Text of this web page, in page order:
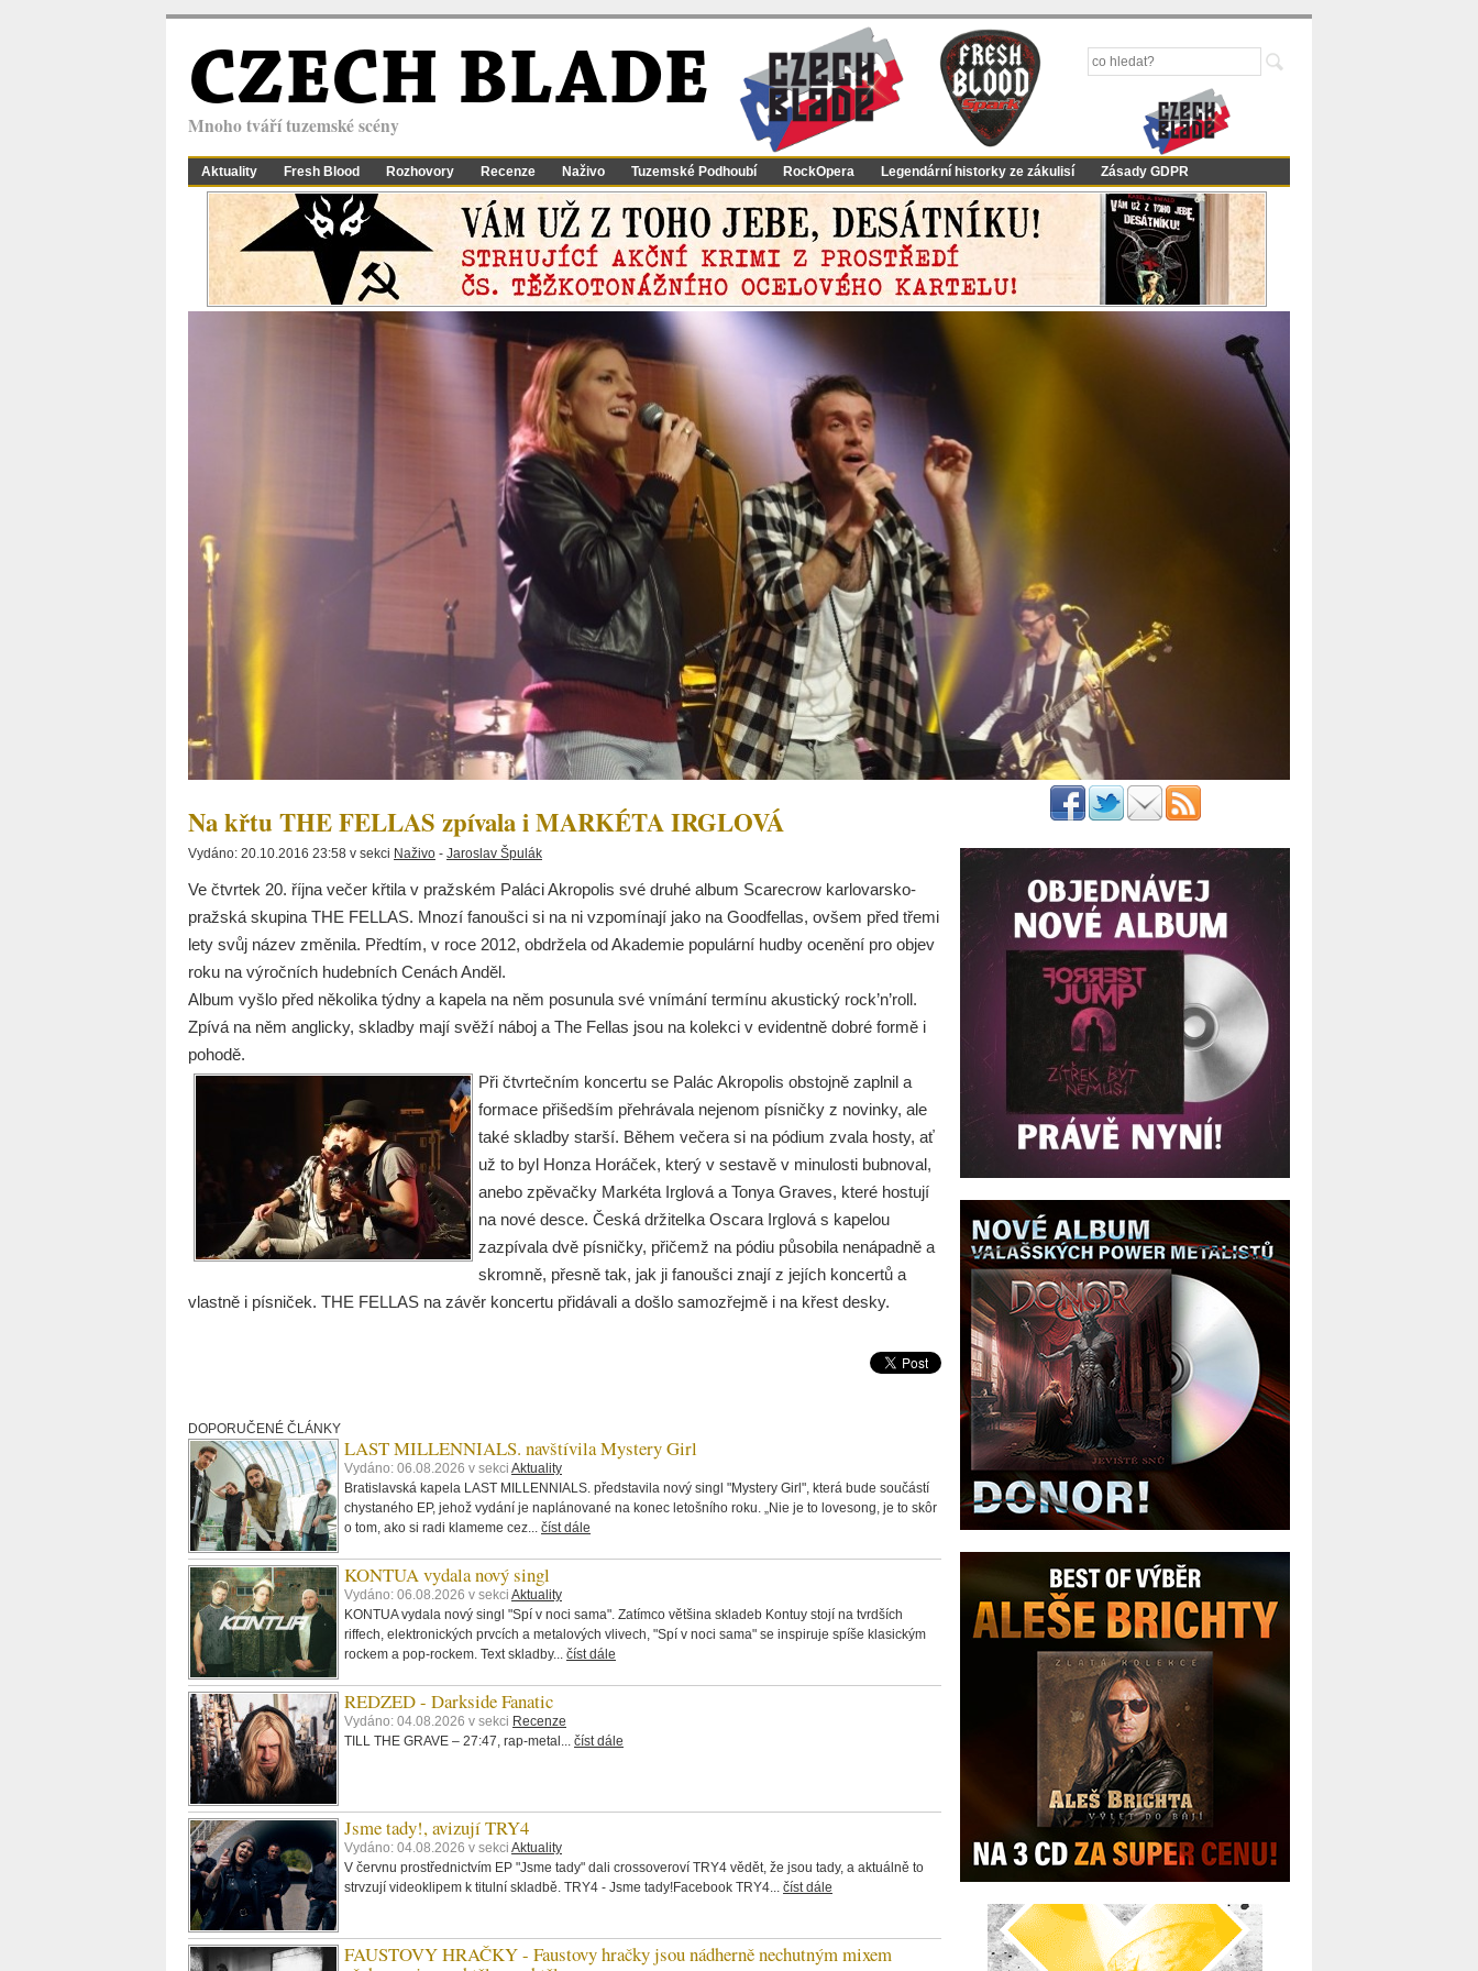
CZECH BLADE
Mnoho tváří tuzemské scény
Aktuality Fresh Blood Rozhovory Recenze Naživo Tuzemské Podhoubí RockOpera Legendární historky ze zákulisí Zásady GDPR
Na křtu THE FELLAS zpívala i MARKÉTA IRGLOVÁ
Vydáno: 20.10.2016 23:58 v sekci Naživo - Jaroslav Špulák
Ve čtvrtek 20. října večer křtila v pražském Paláci Akropolis své druhé album Scarecrow karlovarsko-
pražská skupina THE FELLAS. Mnozí fanoušci si na ni vzpomínají jako na Goodfellas, ovšem před třemi
lety svůj název změnila. Předtím, v roce 2012, obdržela od Akademie populární hudby ocenění pro objev
roku na výročních hudebních Cenách Anděl.
Album vyšlo před několika týdny a kapela na něm posunula své vnímání termínu akustický rock’n’roll.
Zpívá na něm anglicky, skladby mají svěží náboj a The Fellas jsou na kolekci v evidentně dobré formě i
pohodě.
Při čtvrtečním koncertu se Palác Akropolis obstojně zaplnil a
formace přišedším přehrávala nejenom písničky z novinky, ale
také skladby starší. Během večera si na pódium zvala hosty, ať
už to byl Honza Horáček, který v sestavě v minulosti bubnoval,
anebo zpěvačky Markéta Irglová a Tonya Graves, které hostují
na nové desce. Česká držitelka Oscara Irglová s kapelou
zazpívala dvě písničky, přičemž na pódiu působila nenápadně a
skromně, přesně tak, jak ji fanoušci znají z jejích koncertů a
vlastně i písniček. THE FELLAS na závěr koncertu přidávali a došlo samozřejmě i na křest desky.
DOPORUČENÉ ČLÁNKY
LAST MILLENNIALS. navštívila Mystery Girl
Vydáno: 06.08.2026 v sekci Aktuality
Bratislavská kapela LAST MILLENNIALS. představila nový singl "Mystery Girl", která bude součástí
chystaného EP, jehož vydání je naplánované na konec letošního roku. „Nie je to lovesong, je to skôr
o tom, ako si radi klameme cez... číst dále
KONTUA vydala nový singl
Vydáno: 06.08.2026 v sekci Aktuality
KONTUA vydala nový singl "Spí v noci sama". Zatímco většina skladeb Kontuy stojí na tvrdších
riffech, elektronických prvcích a metalových vlivech, "Spí v noci sama" se inspiruje spíše klasickým
rockem a pop-rockem. Text skladby... číst dále
REDZED - Darkside Fanatic
Vydáno: 04.08.2026 v sekci Recenze
TILL THE GRAVE – 27:47, rap-metal... číst dále
Jsme tady!, avizují TRY4
Vydáno: 04.08.2026 v sekci Aktuality
V červnu prostřednictvím EP "Jsme tady" dali crossoveroví TRY4 vědět, že jsou tady, a aktuálně to
strvzují videoklipem k titulní skladbě. TRY4 - Jsme tady!Facebook TRY4... číst dále
FAUSTOVY HRAČKY - Faustovy hračky jsou nádherně nechutným mixem